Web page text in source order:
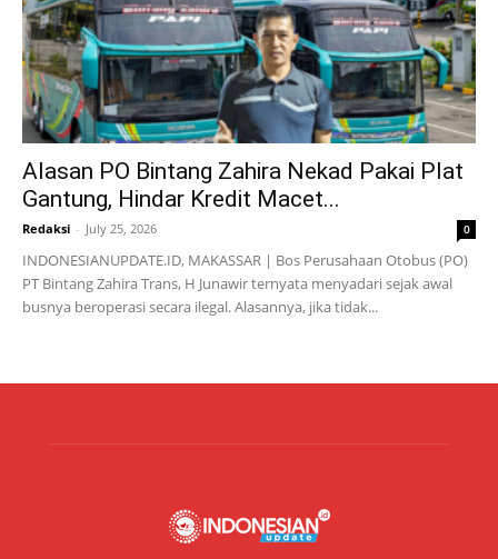
Alasan PO Bintang Zahira Nekad Pakai Plat
Gantung, Hindar Kredit Macet...
Redaksi - July 25, 2026 0
INDONESIANUPDATE.ID, MAKASSAR | Bos Perusahaan Otobus (PO)
PT Bintang Zahira Trans, H Junawir ternyata menyadari sejak awal
busnya beroperasi secara ilegal. Alasannya, jika tidak...